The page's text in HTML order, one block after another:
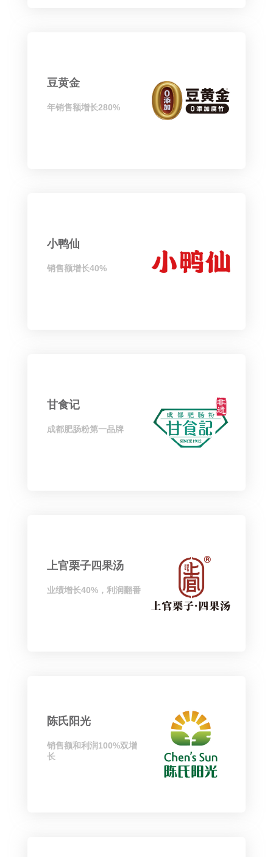
豆黄金
年销售额增长280%
小鸭仙
销售额增长40%
甘食记
成都肥肠粉第一品牌
上官栗子四果汤
业绩增长40%，利润翻番
陈氏阳光
销售额和利润100%双增
长